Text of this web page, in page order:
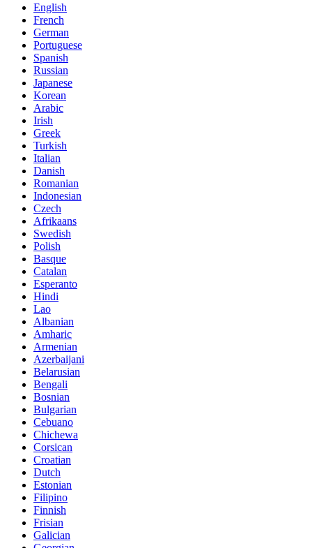
English
French
German
Portuguese
Spanish
Russian
Japanese
Korean
Arabic
Irish
Greek
Turkish
Italian
Danish
Romanian
Indonesian
Czech
Afrikaans
Swedish
Polish
Basque
Catalan
Esperanto
Hindi
Lao
Albanian
Amharic
Armenian
Azerbaijani
Belarusian
Bengali
Bosnian
Bulgarian
Cebuano
Chichewa
Corsican
Croatian
Dutch
Estonian
Filipino
Finnish
Frisian
Galician